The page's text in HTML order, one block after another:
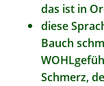
das ist in
diese
Bauch
Schmerz,